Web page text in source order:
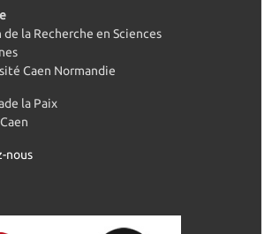
de la Recherche en Sciences
Caen Normandie
la Paix
nous